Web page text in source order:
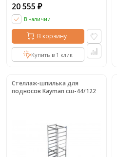
20 555 ₽
В наличии
В корзину
Купить в 1 клик
Стеллаж-шпилька для
подносов Kayman сш-44/122